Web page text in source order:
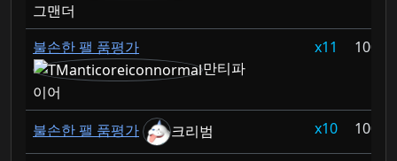
그맨더
불손한 팰 품평가
만티파
이어
11 100%
불손한 팰 품평가 크리범 10 100%